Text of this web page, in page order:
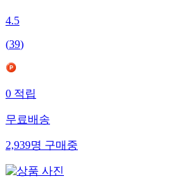
4.5
(39)
0적립
무료배송
2,939명구매중